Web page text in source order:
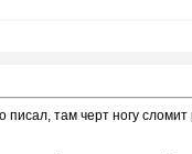
писал, там черт ногу